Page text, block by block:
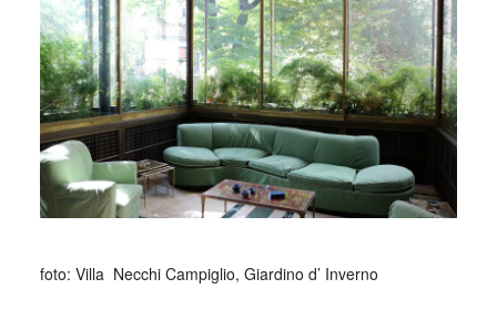
foto: Villa Necchi Campiglio, Giardino d’ Inverno